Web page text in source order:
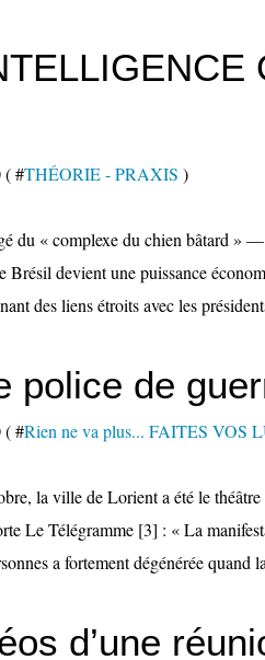
( #THÉORIE - PRAXIS )
du « complexe du chien bâtard »
devient une puissance
des liens étroits avec les
police de
( #Rien ne va plus... FAITES VOS
la ville de Lorient a été le
Le Télégramme [3] : « La
a fortement dégénérée quand
d’une